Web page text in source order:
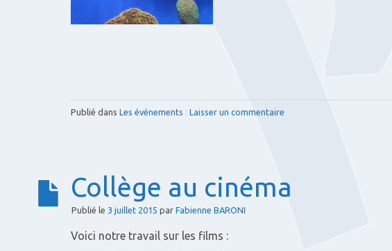
Publié dans Les événements Laisser un commentaire
Collège au cinéma
Publié le 3 juillet 2015 par Fabienne BARONI
Voici notre travail sur les films :